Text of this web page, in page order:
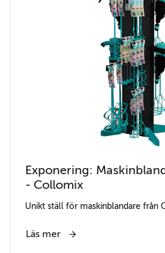
Exponering:
- Collomix
Unikt ställ för maskinblandare från
Läs mer